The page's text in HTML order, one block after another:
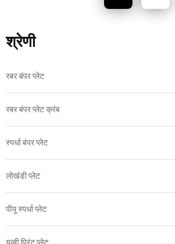
श्रेणी
रबर बंपर प्लेट
रबर बंपर प्लेट क्रंब
स्पर्धा बंपर प्लेट
लोखंडी प्लेट
पीयू स्पर्धा प्लेट
यूव्ही प्रिंट प्लेट